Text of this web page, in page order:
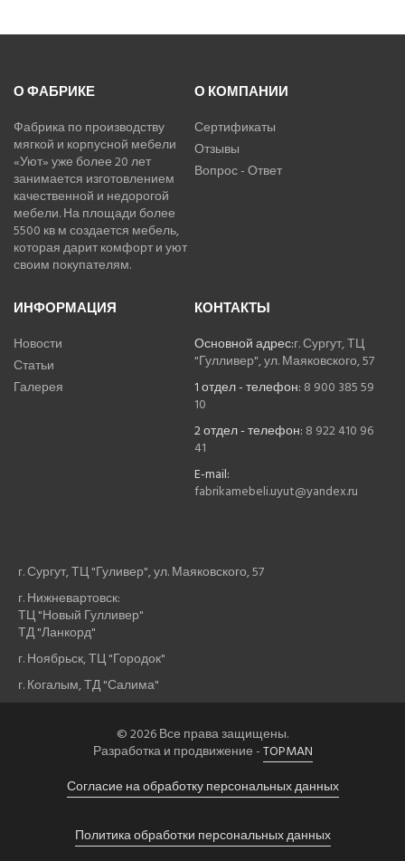
О ФАБРИКЕ
Фабрика по производству
мягкой и корпусной мебели
«Уют» уже более 20 лет
занимается изготовлением
качественной и недорогой
мебели. На площади более
5500 кв м создается мебель,
которая дарит комфорт и уют
своим покупателям.
О КОМПАНИИ
Сертификаты
Отзывы
Вопрос - Ответ
ИНФОРМАЦИЯ
Новости
Статьи
Галерея
КОНТАКТЫ
Основной адрес:г. Сургут, ТЦ
"Гулливер", ул. Маяковского, 57
1 отдел - телефон: 8 900 385 59
10
2 отдел - телефон: 8 922 410 96
41
E-mail:
fabrikamebeli.uyut@yandex.ru
г. Сургут, ТЦ "Гуливер", ул. Маяковского, 57
г. Нижневартовск:
ТЦ "Новый Гулливер"
ТД "Ланкорд"
г. Ноябрьск, ТЦ "Городок"
г. Когалым, ТД "Салима"
© 2026 Все права защищены.
Разработка и продвижение -TOPMAN
Согласие на обработку персональных данных
Политика обработки персональных данных